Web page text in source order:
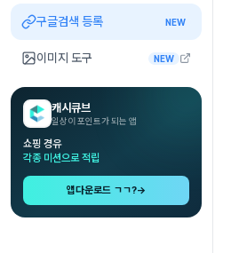
구글검색 등록 NEW
이미지 도구 NEW
캐시큐브
일상이 포인트가 되는 앱
쇼핑 경유
각종 미션으로 적립
앱다운로드 ㄱㄱ?→